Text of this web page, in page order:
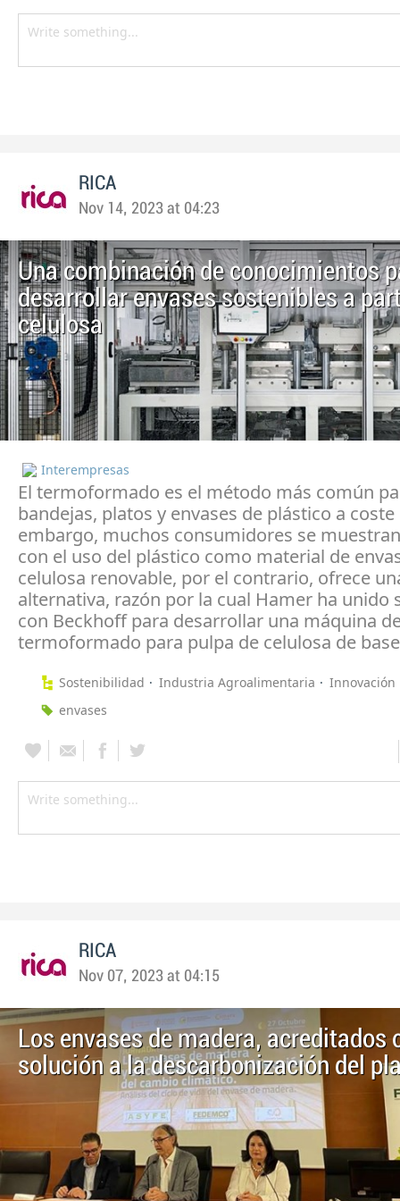
RICA
Nov 14, 2023 at 04:23
Una combinación de conocimientos
desarrollar envases sostenibles a
celulosa
Interempresas
El termoformado es el método más común
bandejas, platos y envases de plástico a
embargo, muchos consumidores se
con el uso del plástico como material de
celulosa renovable, por el contrario, ofrece
alternativa, razón por la cual Hamer ha unido
con Beckhoff para desarrollar una máquina
termoformado para pulpa de celulosa de
Sostenibilidad Industria Agroalimentaria
Innovación
envases
RICA
Nov 07, 2023 at 04:15
Los envases de madera, acreditados
solución a la descarbonización del